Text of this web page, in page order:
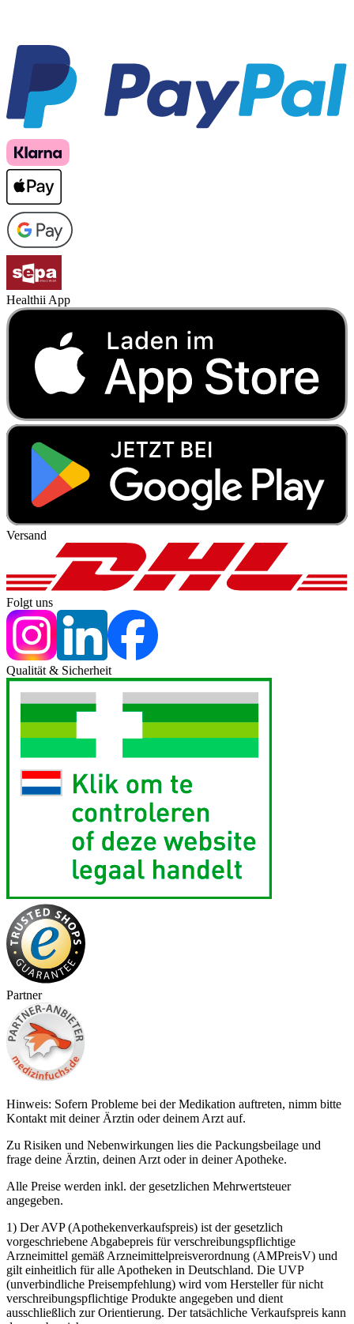
Healthii App
Versand
Folgt uns
Qualität & Sicherheit
Partner
Hinweis: Sofern Probleme bei der Medikation auftreten, nimm bitte
Kontakt mit deiner Ärztin oder deinem Arzt auf.
Zu Risiken und Nebenwirkungen lies die Packungsbeilage und
frage deine Ärztin, deinen Arzt oder in deiner Apotheke.
Alle Preise werden inkl. der gesetzlichen Mehrwertsteuer
angegeben.
1) Der AVP (Apothekenverkaufspreis) ist der gesetzlich
vorgeschriebene Abgabepreis für verschreibungspflichtige
Arzneimittel gemäß Arzneimittelpreisverordnung (AMPreisV) und
gilt einheitlich für alle Apotheken in Deutschland. Die UVP
(unverbindliche Preisempfehlung) wird vom Hersteller für nicht
verschreibungspflichtige Produkte angegeben und dient
ausschließlich zur Orientierung. Der tatsächliche Verkaufspreis kann